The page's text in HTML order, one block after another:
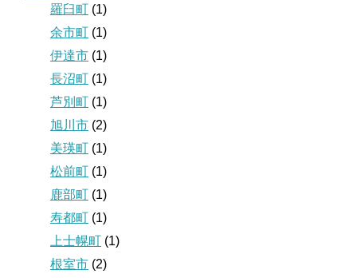
羅臼町 (1)
余市町 (1)
伊達市 (1)
長沼町 (1)
芦別町 (1)
旭川市 (2)
美瑛町 (1)
松前町 (1)
鹿部町 (1)
寿都町 (1)
上士幌町 (1)
根室市 (2)